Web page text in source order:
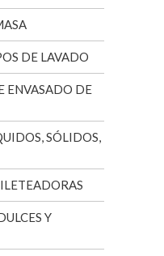
DE LAVADO
ENVASADO DE
SÓLIDOS,
Y